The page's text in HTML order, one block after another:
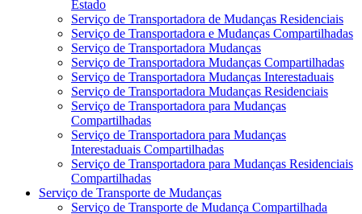
Estado
Serviço de Transportadora de Mudanças Residenciais
Serviço de Transportadora e Mudanças Compartilhadas
Serviço de Transportadora Mudanças
Serviço de Transportadora Mudanças Compartilhadas
Serviço de Transportadora Mudanças Interestaduais
Serviço de Transportadora Mudanças Residenciais
Serviço de Transportadora para Mudanças
Compartilhadas
Serviço de Transportadora para Mudanças
Interestaduais Compartilhadas
Serviço de Transportadora para Mudanças Residenciais
Compartilhadas
Serviço de Transporte de Mudanças
Serviço de Transporte de Mudança Compartilhada